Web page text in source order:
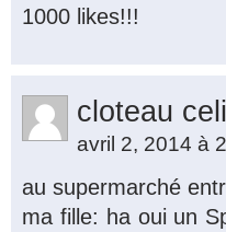
1000 likes!!!
cloteau
avril 2, 2014 à
au supermarché
ma fille: ha oui un